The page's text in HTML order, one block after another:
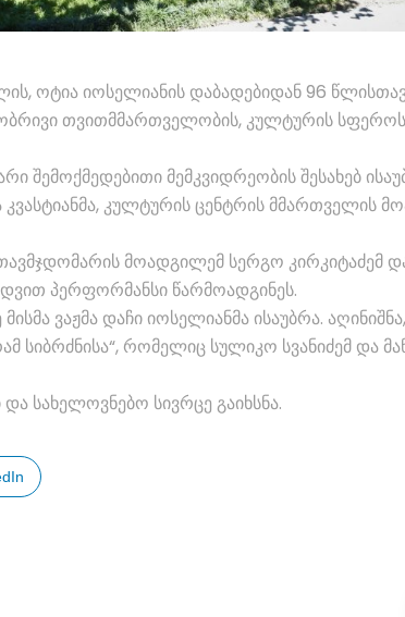
ოტია იოსელიანის დაბადებიდან 96
თვითმმართველობის, კულტურის
შემოქმედებითი მემკვიდრეობის შესახებ
კვასტიანმა, კულტურის ცენტრის მმართველის
მოადგილემ სერგო კირკიტაძემ
პერფორმანსი წარმოადგინეს.
ვაჟმა დაჩი იოსელიანმა ისაუბრა.
სიბრძნისა“, რომელიც სულიკო სვანიძემ და
სახელოვნებო სივრცე გაიხსნა.